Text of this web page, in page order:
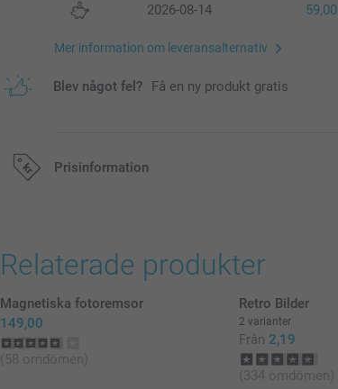
2026-08-14 59,00
Mer information om leveransalternativ
Blev något fel? Få en ny produkt gratis
Prisinformation
Relaterade produkter
Magnetiska fotoremsor
149,00
(58 omdömen)
Retro Bilder
2 varianter
Från 2,19
(334 omdömen)